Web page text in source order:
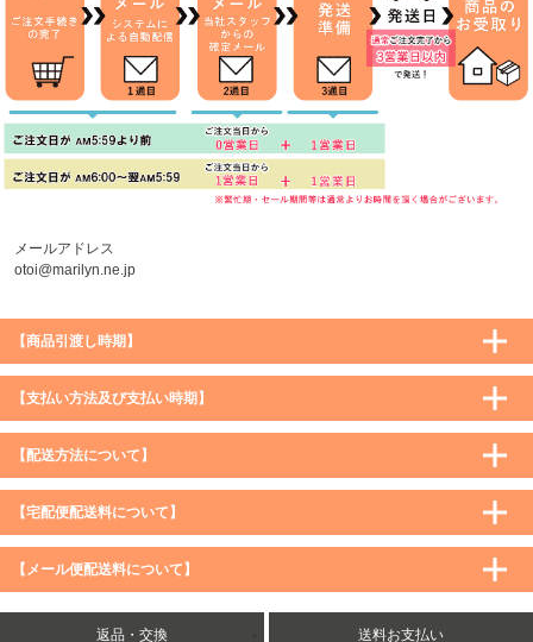
メールアドレス
otoi@marilyn.ne.jp
【商品引渡し時期】
【支払い方法及び支払い時期】
【配送方法について】
【宅配便配送料について】
購入価格 ／ 地域 通常 沖縄・離島など一部地域
5,900円（税込）未満
590円（税込）
【メール便配送料について】
返品・交換 送料お支払い